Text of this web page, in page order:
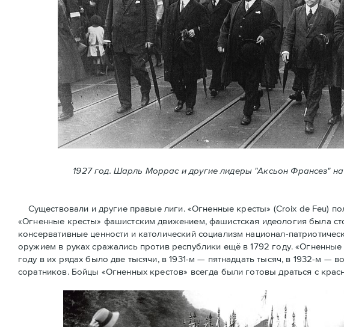
1927 год. Шарль Моррас и другие лидеры "Аксьон Франсез"
Существовали и другие правые лиги. «Огненные кресты» (Croix de Feu)
«Огненные крeсты» фашистским движением, фашистская идеология была
консервативные ценности и католический социализм национал-
оружием в руках сражались против республики ещё в 1792 году.
году в их рядах было две тысячи, в 1931-м — пятнадцать тысяч, в 1932-м —
соратников. Бойцы «Огненных крестов» всегда были готовы драться с